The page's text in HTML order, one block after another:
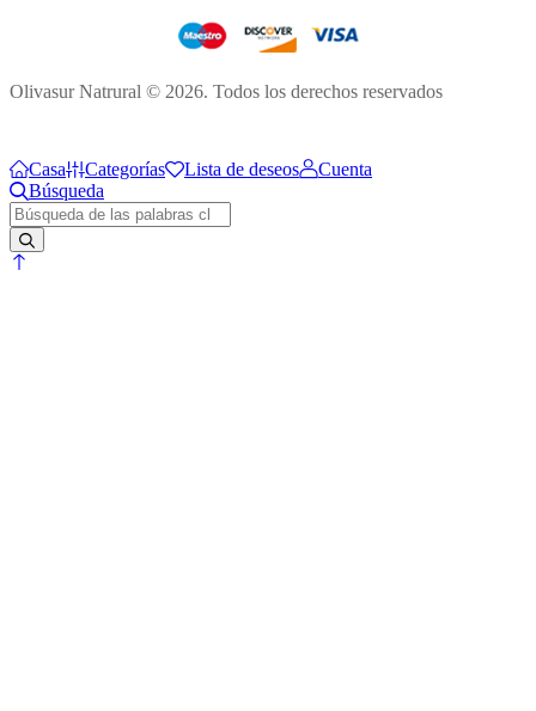
Olivasur Natrural © 2026. Todos los derechos reservados
Casa Categorías Lista de deseos
Cuenta
Búsqueda